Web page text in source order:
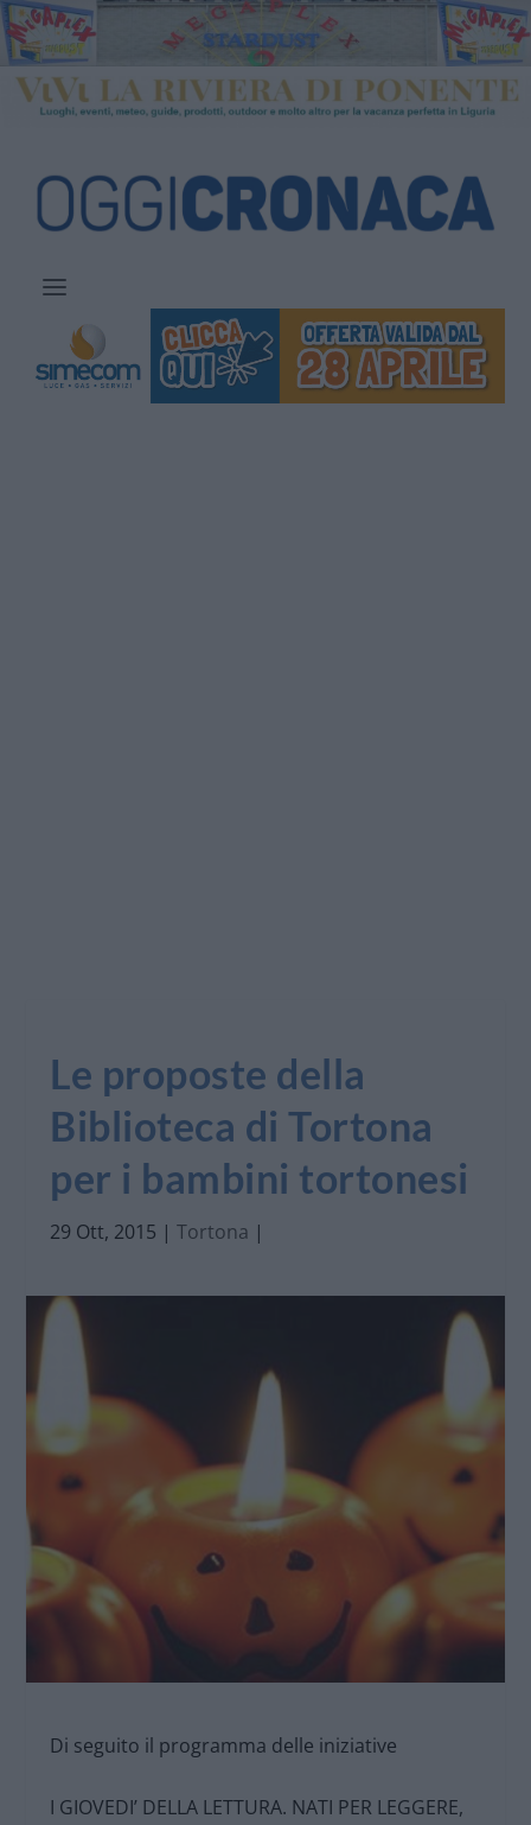
Le proposte della
Biblioteca di Tortona
per i bambini tortonesi
29 Ott, 2015 |Tortona |
Di seguito il programma delle iniziative
I GIOVEDI’ DELLA LETTURA. NATI PER LEGGERE,